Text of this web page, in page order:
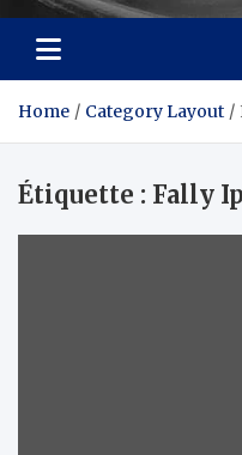
Home Category Layout
Étiquette : Fally